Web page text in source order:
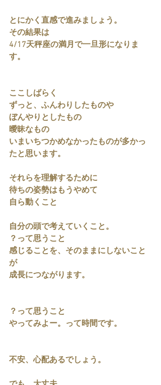
とにかく直感で進みましょう。
その結果は
4/17天秤座の満月で一旦形になりま
す。
ここしばらく
ずっと、ふんわりしたものや
ぼんやりとしたもの
曖昧なもの
いまいちつかめなかったものが多かっ
たと思います。
それらを理解するために
待ちの姿勢はもうやめて
自ら動くこと
自分の頭で考えていくこと。
？って思うこと
感じることを、そのままにしないこと
が
成長につながります。
？って思うこと
やってみよー。って時間です。
不安、心配あるでしょう。